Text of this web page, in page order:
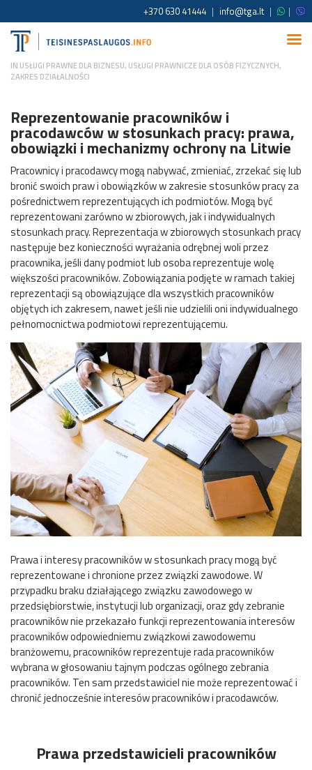
+370 630 41444 | info@tga.lt | |
IN USŁUGI PRAWNE DLA BIZNESU, USŁUGI PRAWNICZE DLA OSÓB FIZYCZNYCH,
ZAKRES DZIAŁALNOŚCI
Reprezentowanie pracowników i
pracodawców w stosunkach pracy: prawa,
obowiązki i mechanizmy ochrony na Litwie
Pracownicy i pracodawcy mogą nabywać, zmieniać, zrzekać się lub
bronić swoich praw i obowiązków w zakresie stosunków pracy za
pośrednictwem reprezentujących ich podmiotów. Mogą być
reprezentowani zarówno w zbiorowych, jak i indywidualnych
stosunkach pracy. Reprezentacja w zbiorowych stosunkach pracy
następuje bez konieczności wyrażania odrębnej woli przez
pracownika, jeśli dany podmiot lub osoba reprezentuje wolę
większości pracowników. Zobowiązania podjęte w ramach takiej
reprezentacji są obowiązujące dla wszystkich pracowników
objętych ich zakresem, nawet jeśli nie udzielili oni indywidualnego
pełnomocnictwa podmiotowi reprezentującemu.
Prawa i interesy pracowników w stosunkach pracy mogą być
reprezentowane i chronione przez związki zawodowe. W
przypadku braku działającego związku zawodowego w
przedsiębiorstwie, instytucji lub organizacji, oraz gdy zebranie
pracowników nie przekazało funkcji reprezentowania interesów
pracowników odpowiedniemu związkowi zawodowemu
branżowemu, pracowników reprezentuje rada pracowników
wybrana w głosowaniu tajnym podczas ogólnego zebrania
pracowników. Ten sam przedstawiciel nie może reprezentować i
chronić jednocześnie interesów pracowników i pracodawców.
Prawa przedstawicieli pracowników